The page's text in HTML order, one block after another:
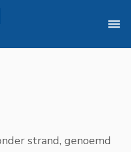
strand, genoemd